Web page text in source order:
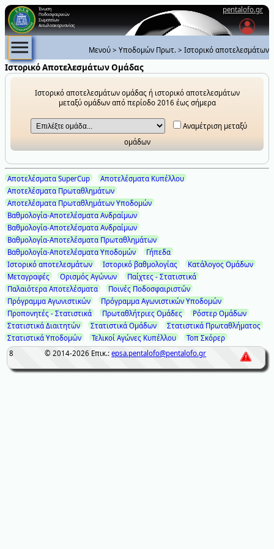
pentalofo.gr
Ένωση
Ποδοσφαιρικών
Σωματείων
Αιτωλοακαρνανίας
Μενού > Υποδομών Πρωτ. > Ιστορικό αποτελεσμάτων
Ιστορικό Αποτελεσμάτων Ομάδας
Ιστορικό αποτελεσμάτων ομάδας ή ιστορικό αποτελεσμάτων
μεταξύ ομάδων από περίοδο 2016 έως σήμερα
Αναμέτριση μεταξύ
ομάδων
Αποτελέσματα SuperCup
Αποτελέσματα Κυπέλλου
Αποτελέσματα Πρωταθλημάτων
Αποτελέσματα Πρωταθλημάτων Υποδομών
Βαθμολογία-Αποτελέσματα Ανδραίμων
Βαθμολογία-Αποτελέσματα Ανδραίμων
Βαθμολογία-Αποτελέσματα Πρωταθλημάτων
Βαθμολογία-Αποτελέσματα Υποδομών
Γήπεδα
Ιστορικό αποτελεσμάτων
Ιστορικό βαθμολογίας
Κατάλογος Ομάδων
Μεταγραφές
Ορισμός Αγώνων
Παίχτες - Στατιστικά
Παλαιότερα Αποτελέσματα
Ποινές Ποδοσφαιριστών
Πρόγραμμα Αγωνιστικών
Πρόγραμμα Αγωνιστικών Υποδομών
Προπονητές - Στατιστικά
Πρωταθλήτριες Ομάδες
Ρόστερ Ομάδων
Στατιστικά Διαιτητών
Στατιστικά Ομάδων
Στατιστικά Πρωταθλήματος
Στατιστικά Υποδομών
Τελικοί Αγώνες Κυπέλλου
Τοπ Σκόρερ
8
© 2014-2026 Επικ.:epsa.pentalofo@pentalofo.gr